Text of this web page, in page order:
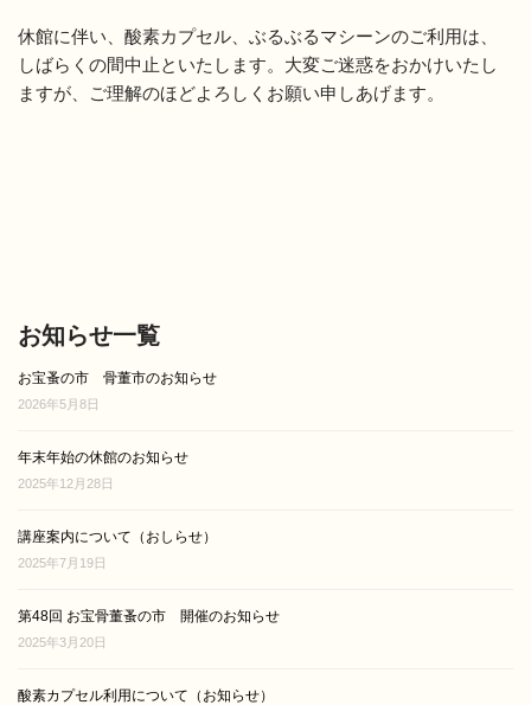
休館に伴い、酸素カプセル、ぶるぶるマシーンのご利用は、
しばらくの間中止といたします。大変ご迷惑をおかけいたし
ますが、ご理解のほどよろしくお願い申しあげます。
お知らせ一覧
お宝蚤の市 骨董市のお知らせ
2026年5月8日
年末年始の休館のお知らせ
2025年12月28日
講座案内について（おしらせ）
2025年7月19日
第48回 お宝骨董蚤の市 開催のお知らせ
2025年3月20日
酸素カプセル利用について（お知らせ）